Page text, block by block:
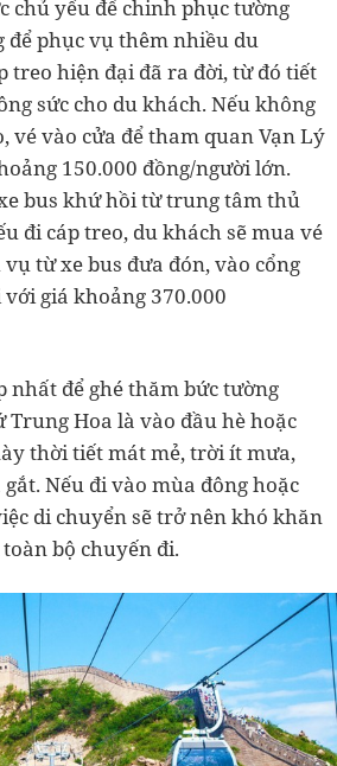
chủ yếu để chinh phục tường
để phục vụ thêm nhiều du
treo hiện đại đã ra đời, từ đó tiết
sức cho du khách. Nếu không
vé vào cửa để tham quan Vạn Lý
150.000 đồng/người lớn.
bus khứ hồi từ trung tâm thủ
đi cáp treo, du khách sẽ mua vé
từ xe bus đưa đón, vào cổng
giá khoảng 370.000
nhất để ghé thăm bức tường
Hoa là vào đầu hè hoặc
thời tiết mát mẻ, trời ít mưa,
Nếu đi vào mùa đông hoặc
di chuyển sẽ trở nên khó khăn
bộ chuyến đi.